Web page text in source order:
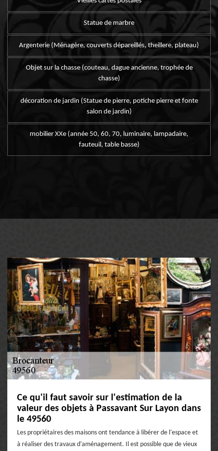
Statue de marbre
Argenterie (Ménagère, couverts dépareillés, theillere, plateau)
Objet sur la chasse (couteau, dague ancienne, trophée de
chasse)
décoration de jardin (Statue de pierre, potiche pierre et fonte
salon de jardin)
mobilier XXe (année 50, 60, 70, luminaire, lampadaire,
fauteuil, table basse)
Ce qu'il faut savoir sur l'estimation de la
valeur des objets à Passavant Sur Layon dans
le 49560
Les propriétaires des maisons ont tendance à libérer de l'espace et
à réaliser des travaux d'aménagement. Il est possible que de vieux